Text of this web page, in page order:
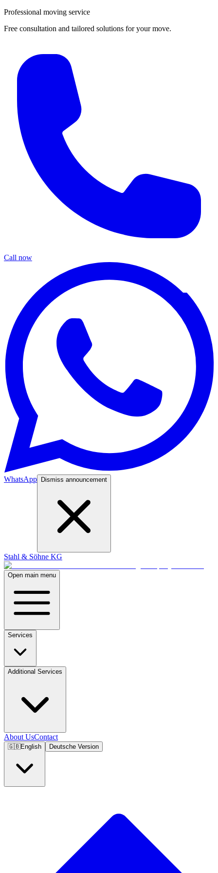
Professional moving service
Free consultation and tailored solutions for your move.
Call now
WhatsApp Dismiss announcement
Stahl & Söhne KG
Open main menu
Services
Additional Services
About UsContact
🇬🇧English Deutsche Version